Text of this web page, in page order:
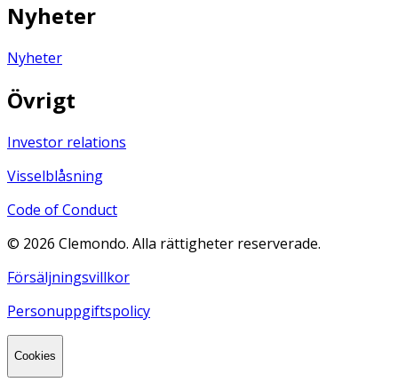
Nyheter
Nyheter
Övrigt
Investor relations
Visselblåsning
Code of Conduct
© 2026 Clemondo. Alla rättigheter reserverade.
Försäljningsvillkor
Personuppgiftspolicy
Cookies